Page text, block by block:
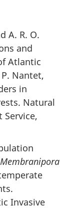
A. R. O.
and
Atlantic
P. Nantet,
in
Natural
Service,
Membranipora
Invasive